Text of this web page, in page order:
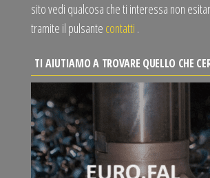
sito vedi qualcosa che ti interessa non
tramite il pulsante contatti .
TI AIUTIAMO A TROVARE QUELLO CHE